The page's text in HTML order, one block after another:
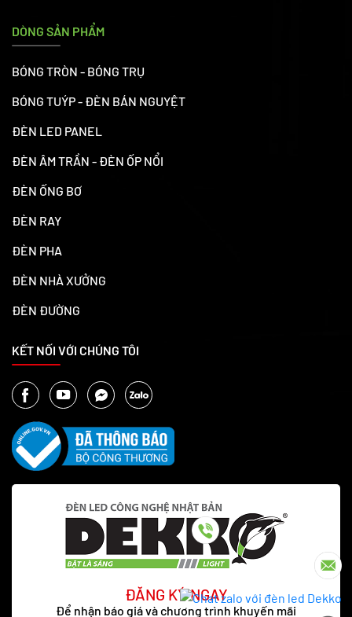
DÒNG SẢN PHẨM
BÓNG TRÒN - BÓNG TRỤ
BÓNG TUÝP - ĐÈN BÁN NGUYỆT
ĐÈN LED PANEL
ĐÈN ÂM TRẦN - ĐÈN ỐP NỔI
ĐÈN ỐNG BƠ
ĐÈN RAY
ĐÈN PHA
ĐÈN NHÀ XƯỞNG
ĐÈN ĐƯỜNG
KẾT NỐI VỚI CHÚNG TÔI
ĐĂNG KÝ NGAY
Để nhận báo giá và chương trình khuyến mãi